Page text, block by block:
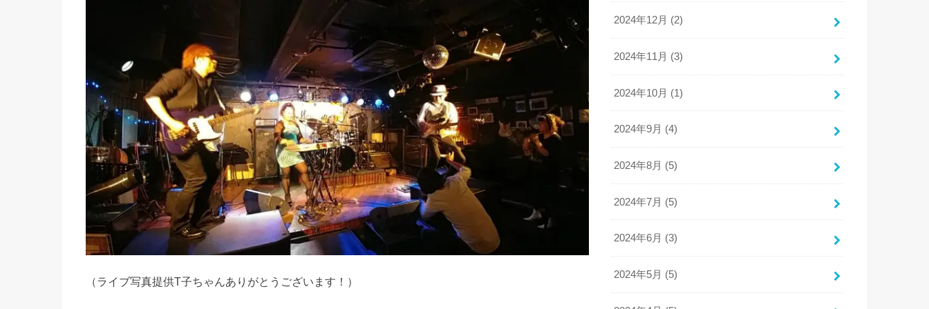
（ライブ写真提供T子ちゃんありがとうございます！）
2024年12月 (2)
2024年11月 (3)
2024年10月 (1)
2024年9月 (4)
2024年8月 (5)
2024年7月 (5)
2024年6月 (3)
2024年5月 (5)